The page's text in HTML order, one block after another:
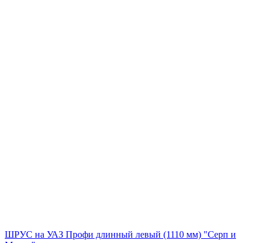
ШРУС на УАЗ Профи длинный левый (1110 мм) "Серп и